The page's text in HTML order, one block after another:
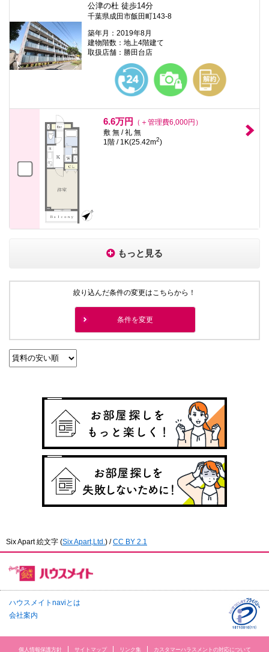
公津の杜 徒歩14分
千葉県成田市飯田町143-8
築年月：2019年8月
建物階数：地上4階建て
取扱店舗：勝田台店
6.6万円
（＋管理費6,000円）
敷 無 / 礼 無
1階 / 1K(25.42m2)
もっと見る
絞り込んだ条件の変更はこちらから！
条件を変更
Six Apart 絵文字 (Six Apart,Ltd. ) /CC BY 2.1
ハウスメイトnaviとは
会社案内
個人情報保護方針 サイトマップ リンク集 カスタマーハラスメントの対応について